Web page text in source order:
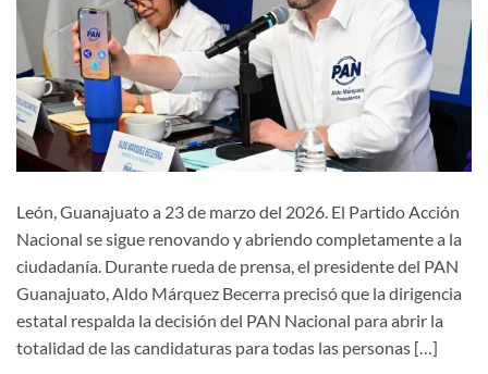
León, Guanajuato a 23 de marzo del 2026. El Partido Acción
Nacional se sigue renovando y abriendo completamente a la
ciudadanía. Durante rueda de prensa, el presidente del PAN
Guanajuato, Aldo Márquez Becerra precisó que la dirigencia
estatal respalda la decisión del PAN Nacional para abrir la
totalidad de las candidaturas para todas las personas […]